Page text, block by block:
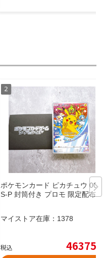
ポケモンカード ピカチュウ 001/
S-P 封筒付き プロモ 限定配布
マイストア在庫： 1378
税込 46375